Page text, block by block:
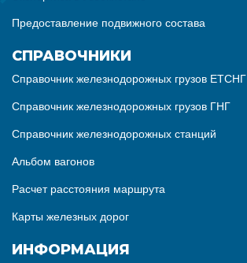
Предоставление подвижного состава
СПРАВОЧНИКИ
Справочник железнодорожных грузов ЕТСНГ
Справочник железнодорожных грузов ГНГ
Справочник железнодорожных станций
Альбом вагонов
Расчет расстояния маршрута
Карты железных дорог
ИНФОРМАЦИЯ